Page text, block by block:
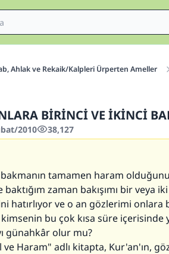
Ahlak ve Rekaik/Kalpleri Ürperten Ameller
BİRİNCİ VE İKİNCİ
2010 38,127
bakmanın tamamen haram
zaman bakışımı bir veya
hatırlıyor ve o an gözlerimi
kimsenin bu çok kısa süre içerisinde
günahkâr olur mu?
ve Haram" adlı kitapta, Kur'an'ın,